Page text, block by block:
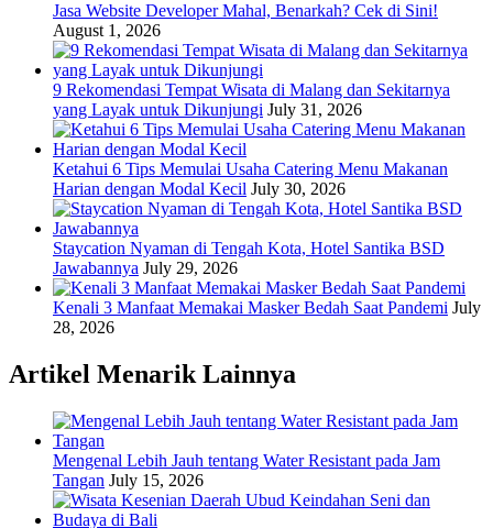
Jasa Website Developer Mahal, Benarkah? Cek di Sini!
August 1, 2026
9 Rekomendasi Tempat Wisata di Malang dan Sekitarnya
yang Layak untuk Dikunjungi July 31, 2026
Ketahui 6 Tips Memulai Usaha Catering Menu Makanan
Harian dengan Modal Kecil July 30, 2026
Staycation Nyaman di Tengah Kota, Hotel Santika BSD
Jawabannya July 29, 2026
Kenali 3 Manfaat Memakai Masker Bedah Saat Pandemi July
28, 2026
Artikel Menarik Lainnya
Mengenal Lebih Jauh tentang Water Resistant pada Jam
Tangan July 15, 2026